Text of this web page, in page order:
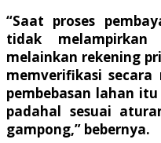
“Saat proses
tidak melampirkan
melainkan rekening
memverifikasi
pembebasan lahan
padahal sesuai
gampong,” bebernya.